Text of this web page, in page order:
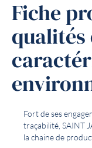
Fiche
qualités
Fort de ses
traçabilité, SAINT
la chaine de